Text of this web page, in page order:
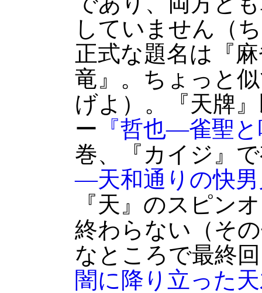
していません（
正式な題名は『
竜』。ちょっと
げよ）。『天牌
ー 『哲也―雀聖
巻、『カイジ』
―天和通りの快
『天』のスピン
終わらない（そ
なところで最終
闇に降り立った